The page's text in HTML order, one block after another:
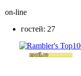
on-line
гостей: 27